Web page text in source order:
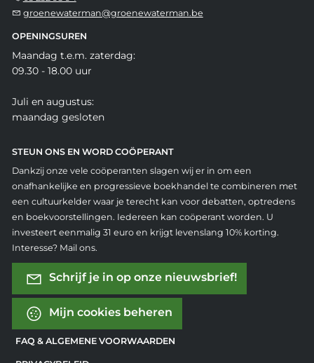
groenewaterman@groenewaterman.be
OPENINGSUREN
Maandag t.e.m. zaterdag:
09.30 - 18.00 uur
Juli en augustus:
maandag gesloten
STEUN ONS EN WORD COÖPERANT
Dankzij onze vele coöperanten slagen wij er in om een
onafhankelijke en progressieve boekhandel te combineren met
een cultuurkelder waar je terecht kan voor debatten, optredens
en boekvoorstellingen. Iedereen kan coöperant worden. U
investeert eenmalig 31 euro en krijgt levenslang 10% korting.
Interesse? Mail ons.
Schrijf je in op onze nieuwsbrief!
Mijn cookies beheren
FAQ & ALGEMENE VOORWAARDEN